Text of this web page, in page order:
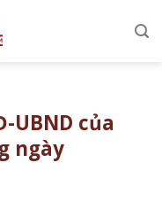
UBND của
ngày